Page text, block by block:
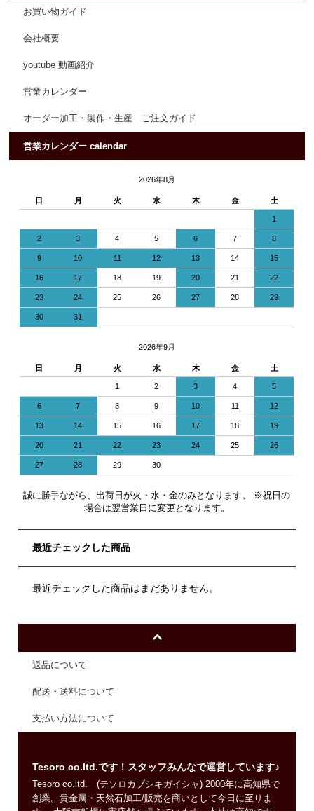
お買い物ガイド
会社概要
youtube 動画紹介
営業カレンダー
オーダー加工・製作・生産 ご注文ガイド
営業カレンダー calendar
2026年8月
日 月 火 水 木 金 土
1
2 3 4 5 6 7 8
9 10 11 12 13 14 15
16 17 18 19 20 21 22
23 24 25 26 27 28 29
30 31
2026年9月
日 月 火 水 木 金 土
1 2 3 4 5
6 7 8 9 10 11 12
13 14 15 16 17 18 19
20 21 22 23 24 25 26
27 28 29 30
誠に勝手ながら、出荷日が火・水・金のみとなります。 ※祝日の
場合は翌営業日に変更となります。
最近チェックした商品
最近チェックした商品はまだありません。
返品について
配送・送料について
支払い方法について
Tesoro co.ltd.です！スタッフみんなで運営しています♪
Tesoro co.ltd. (テソロカブシキガイシャ) 2000年に高知県で
創業。貴金属・天然石加工/販売を商いとして今日に至りま